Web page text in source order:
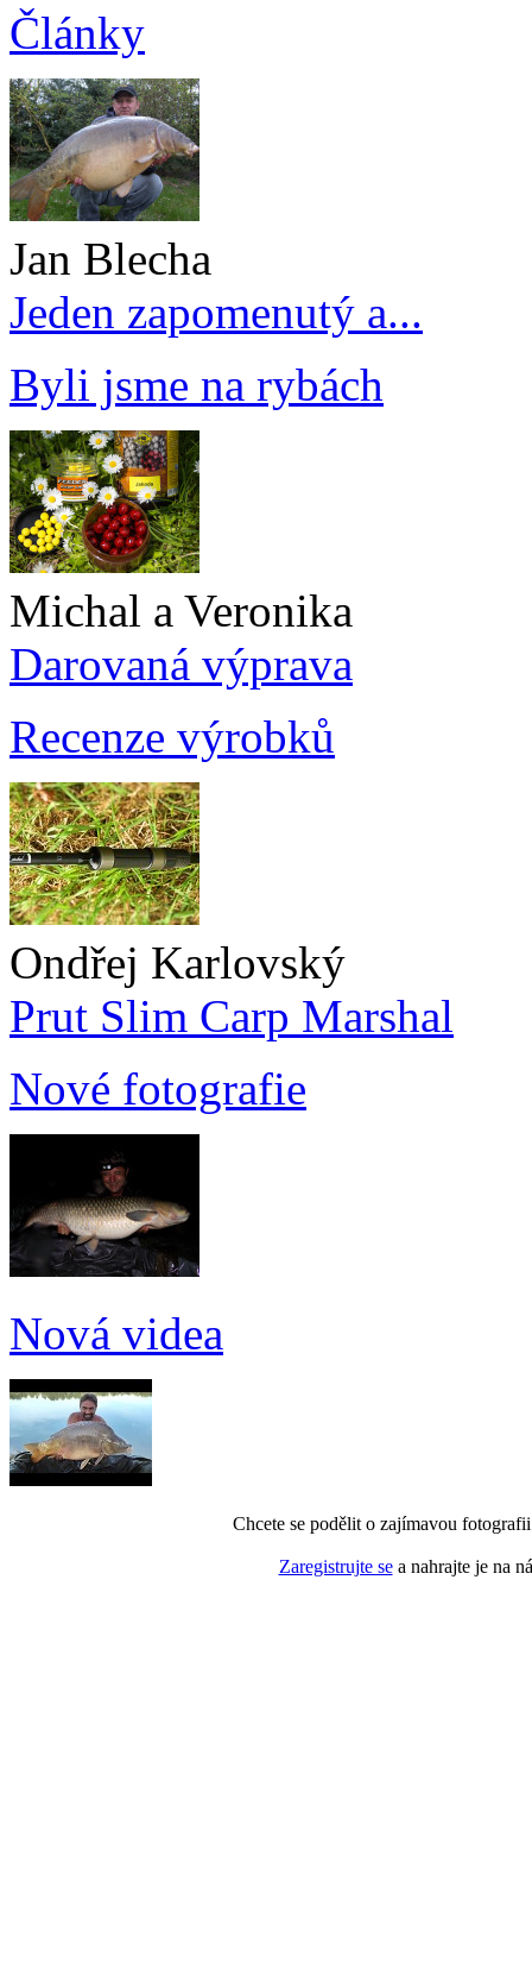
Články
Jan Blecha
Jeden zapomenutý a...
Byli jsme na rybách
Michal a Veronika
Darovaná výprava
Recenze výrobků
Ondřej Karlovský
Prut Slim Carp Marshal
Nové fotografie
Nová videa
Chcete se podělit o zajímavou
Zaregistrujte sea nahrajte je na